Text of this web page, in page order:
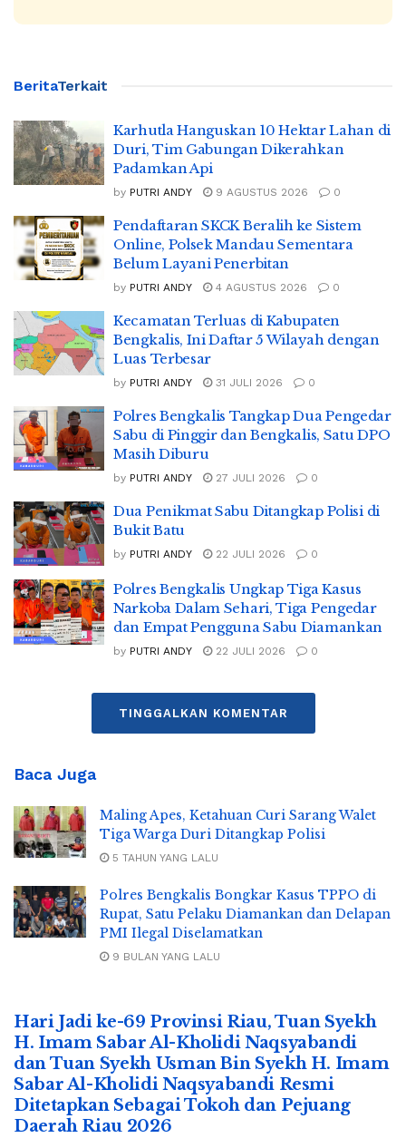
BeritaTerkait
Karhutla Hanguskan 10 Hektar Lahan di
Duri, Tim Gabungan Dikerahkan
Padamkan Api
by PUTRI ANDY 9 AGUSTUS 2026 0
Pendaftaran SKCK Beralih ke Sistem
Online, Polsek Mandau Sementara
Belum Layani Penerbitan
by PUTRI ANDY 4 AGUSTUS 2026 0
Kecamatan Terluas di Kabupaten
Bengkalis, Ini Daftar 5 Wilayah dengan
Luas Terbesar
by PUTRI ANDY 31 JULI 2026 0
Polres Bengkalis Tangkap Dua Pengedar
Sabu di Pinggir dan Bengkalis, Satu DPO
Masih Diburu
by PUTRI ANDY 27 JULI 2026 0
Dua Penikmat Sabu Ditangkap Polisi di
Bukit Batu
by PUTRI ANDY 22 JULI 2026 0
Polres Bengkalis Ungkap Tiga Kasus
Narkoba Dalam Sehari, Tiga Pengedar
dan Empat Pengguna Sabu Diamankan
by PUTRI ANDY 22 JULI 2026 0
TINGGALKAN KOMENTAR
Baca Juga
Maling Apes, Ketahuan Curi Sarang Walet
Tiga Warga Duri Ditangkap Polisi
5 TAHUN YANG LALU
Polres Bengkalis Bongkar Kasus TPPO di
Rupat, Satu Pelaku Diamankan dan Delapan
PMI Ilegal Diselamatkan
9 BULAN YANG LALU
Hari Jadi ke-69 Provinsi Riau, Tuan Syekh
H. Imam Sabar Al-Kholidi Naqsyabandi
dan Tuan Syekh Usman Bin Syekh H. Imam
Sabar Al-Kholidi Naqsyabandi Resmi
Ditetapkan Sebagai Tokoh dan Pejuang
Daerah Riau 2026